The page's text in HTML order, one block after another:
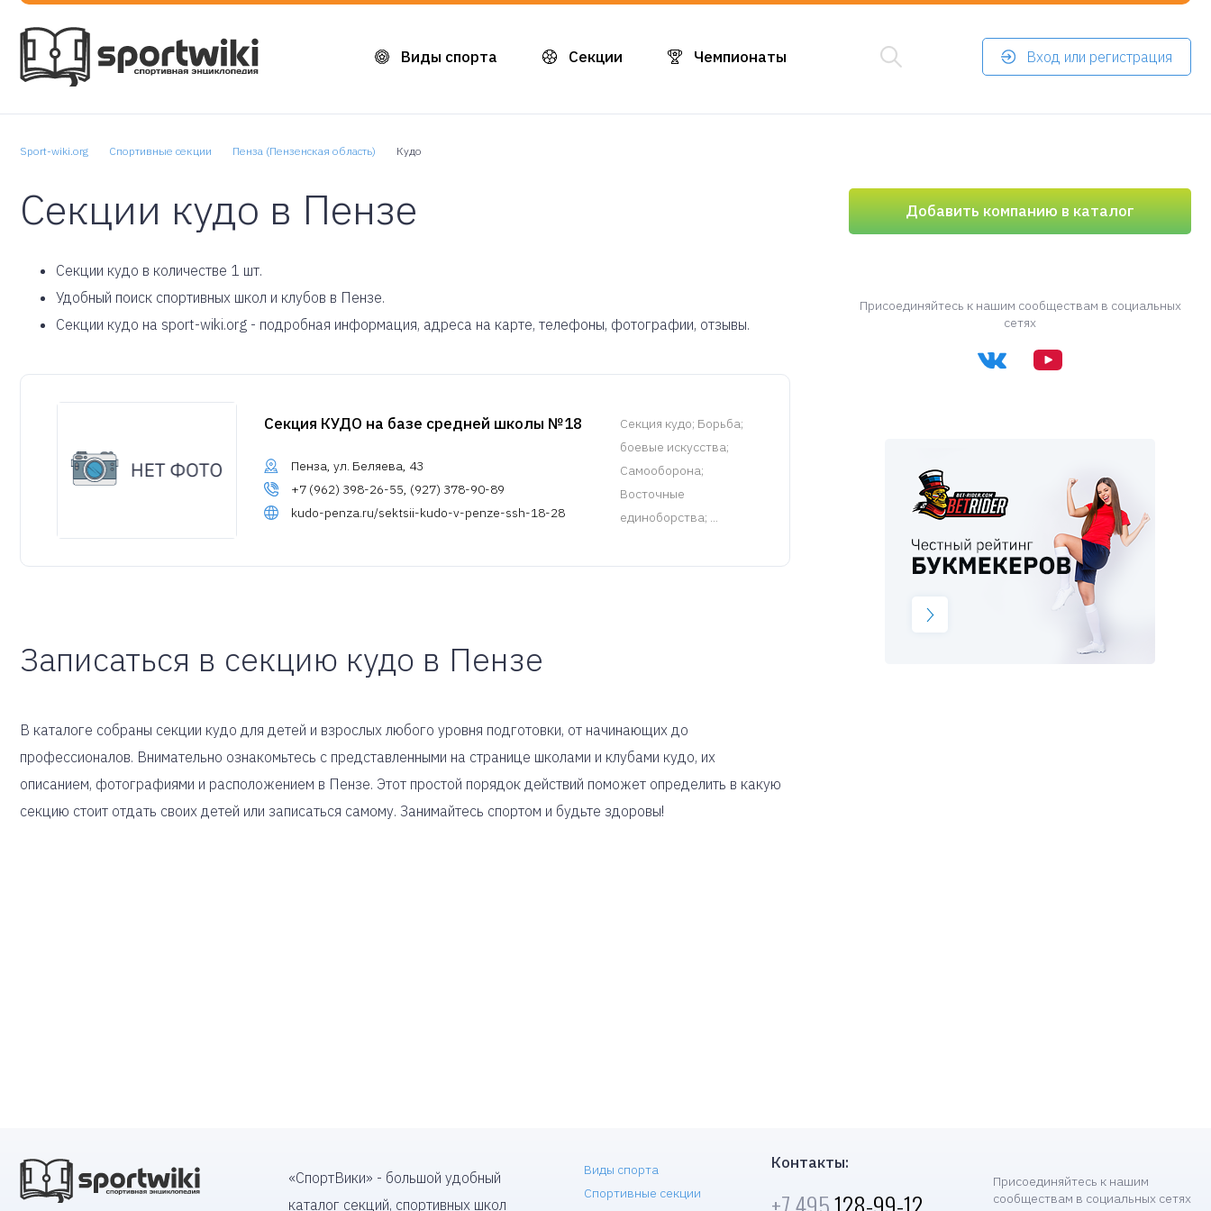
Виды спорта Секции Чемпионаты Вход или регистрация
Sport-wiki.org Спортивные секции Пенза (Пензенская область) Кудо
Секции кудо в Пензе
Cекции кудо в количестве 1 шт.
Удобный поиск спортивных школ и клубов в Пензе.
Секции кудо на sport-wiki.org - подробная информация, адреса на карте, телефоны, фотографии, отзывы.
Секция КУДО на базе средней школы №18
Пенза, ул. Беляева, 43
+7 (962) 398-26-55, (927) 378-90-89
kudo-penza.ru/sektsii-kudo-v-penze-ssh-18-28
Cекция кудо; Борьба;
боевые искусства;
Самооборона;
Восточные
единоборства; ...
Записаться в секцию кудо в Пензе
В каталоге собраны секции кудо для детей и взрослых любого уровня подготовки, от начинающих до
профессионалов. Внимательно ознакомьтесь с представленными на странице школами и клубами кудо, их
описанием, фотографиями и расположением в Пензе. Этот простой порядок действий поможет определить в какую
секцию стоит отдать своих детей или записаться самому. Занимайтесь спортом и будьте здоровы!
Добавить компанию в каталог
Присоединяйтесь к нашим сообществам в социальных
сетях
«СпортВики» - большой удобный
каталог секций, спортивных школ
Виды спорта
Спортивные секции
Контакты:
Присоединяйтесь к нашим
сообществам в социальных сетях